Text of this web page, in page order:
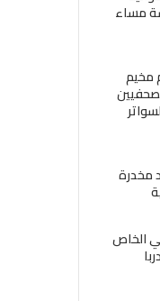
مساء
مخيم
مخدرة
الخاص